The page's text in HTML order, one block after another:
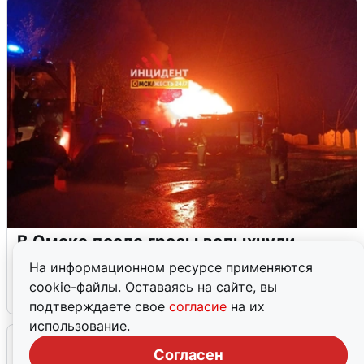
На информационном ресурсе применяются
cookie-файлы. Оставаясь на сайте, вы
подтверждаете свое согласие на их
использование.
Согласен
В Омске после грозы вспыхнули
дома: видео последствий
2 августа 0
Очевидцы сообщили о черном дыме в
Новосемейкино